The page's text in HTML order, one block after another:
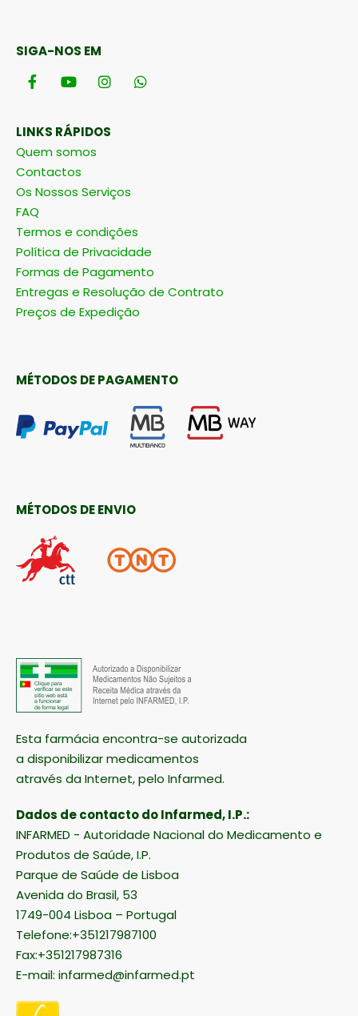
SIGA-NOS EM
LINKS RÁPIDOS
Quem somos
Contactos
Os Nossos Serviços
FAQ
Termos e condições
Política de Privacidade
Formas de Pagamento
Entregas e Resolução de Contrato
Preços de Expedição
MÉTODOS DE PAGAMENTO
MÉTODOS DE ENVIO
Esta farmácia encontra-se autorizada
a disponibilizar medicamentos
através da Internet, pelo Infarmed.
Dados de contacto do Infarmed, I.P.:
INFARMED - Autoridade Nacional do Medicamento e
Produtos de Saúde, I.P.
Parque de Saúde de Lisboa
Avenida do Brasil, 53
1749-004 Lisboa – Portugal
Telefone:+351217987100
Fax:+351217987316
E-mail: infarmed@infarmed.pt